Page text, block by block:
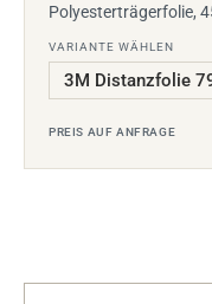
Polyesterträgerfolie,
VARIANTE WÄHLEN
PREIS AUF ANFRAGE